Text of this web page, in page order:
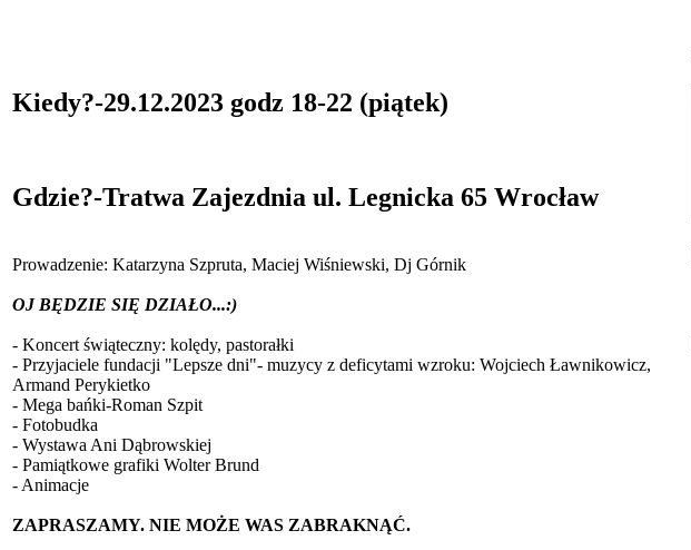
Kiedy?-29.12.2023 godz 18-22 (piątek)
Gdzie?-Tratwa Zajezdnia ul. Legnicka 65 Wrocław
Prowadzenie: Katarzyna Szpruta, Maciej Wiśniewski, Dj Górnik
OJ BĘDZIE SIĘ DZIAŁO...:)
- Koncert świąteczny: kolędy, pastorałki
- Przyjaciele fundacji "Lepsze dni"- muzycy z deficytami wzroku: Wojciech Ławnikowicz,
Armand Perykietko
- Mega bańki-Roman Szpit
- Fotobudka
- Wystawa Ani Dąbrowskiej
- Pamiątkowe grafiki Wolter Brund
- Animacje
ZAPRASZAMY. NIE MOŻE WAS ZABRAKNĄĆ.